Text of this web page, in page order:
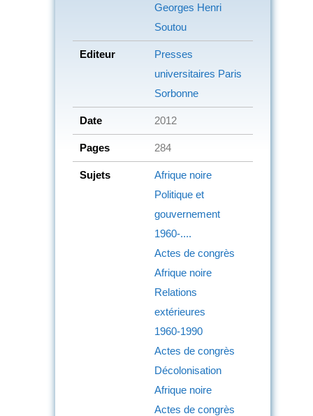
Georges Henri
Soutou
Editeur
Presses
universitaires Paris
Sorbonne
Date 2012
Pages 284
Sujets
Afrique noire
Politique et
gouvernement
1960-....
Actes de congrès
Afrique noire
Relations
extérieures
1960-1990
Actes de congrès
Décolonisation
Afrique noire
Actes de congrès